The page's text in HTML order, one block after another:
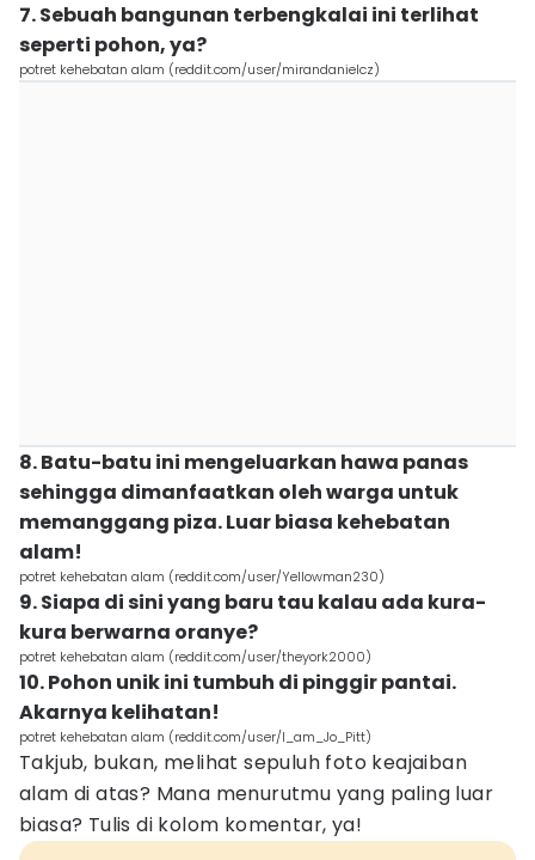
7. Sebuah bangunan terbengkalai ini terlihat
seperti pohon, ya?
potret kehebatan alam (reddit.com/user/mirandanielcz)
8. Batu-batu ini mengeluarkan hawa panas
sehingga dimanfaatkan oleh warga untuk
memanggang piza. Luar biasa kehebatan
alam!
potret kehebatan alam (reddit.com/user/Yellowman230)
9. Siapa di sini yang baru tau kalau ada kura-
kura berwarna oranye?
potret kehebatan alam (reddit.com/user/theyork2000)
10. Pohon unik ini tumbuh di pinggir pantai.
Akarnya kelihatan!
potret kehebatan alam (reddit.com/user/I_am_Jo_Pitt)
Takjub, bukan, melihat sepuluh foto keajaiban
alam di atas? Mana menurutmu yang paling luar
biasa? Tulis di kolom komentar, ya!